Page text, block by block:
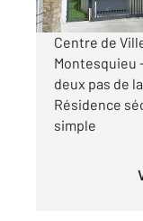
Centre de
Montesquieu
deux pas de
Résidence
simple